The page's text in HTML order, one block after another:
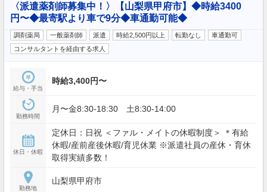
〈派遣薬剤師募集中！〉【山梨県甲府市】◆時給3400
円〜◆最寄駅より車で9分◆車通勤可能◆
調剤薬局 一般薬剤師 派遣 時給2,500円以上 転勤なし
車通勤可
コンサルタントを経由する求人
給与・手当
時給3,400円〜
勤務時間
月〜金8:30-18:30 土8:30-14:00
休日・休暇
定休日：日祝 ＜ファル・メイトの休暇制度＞ ＊有給
休暇/産前産後休暇/育児休業 ※派遣社員の産休・育休
取得実績多数！
勤務地
山梨県甲府市